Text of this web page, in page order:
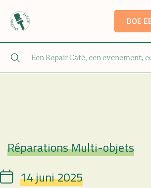
DOE
Repair Café
Réparations Multi-objets
Date 14 juni 2025